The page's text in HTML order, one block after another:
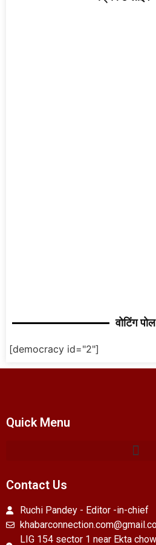
वोटिंग पोल
[democracy id="2"]
Quick Menu
Contact Us
Ruchi Pandey - Editor -in-chief
LIG 154 sector 1 near Ekta